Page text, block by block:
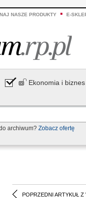
NASZE PRODUKTY E-
Ekonomia i biznes
archiwum? Zobacz ofertę
POPRZEDNI ARTYKUŁ Z